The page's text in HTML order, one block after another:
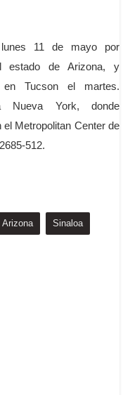
11 de mayo por
estado de Arizona, y
Tucson el martes.
Nueva York, donde
Metropolitan Center de
512.
Arizona Sinaloa